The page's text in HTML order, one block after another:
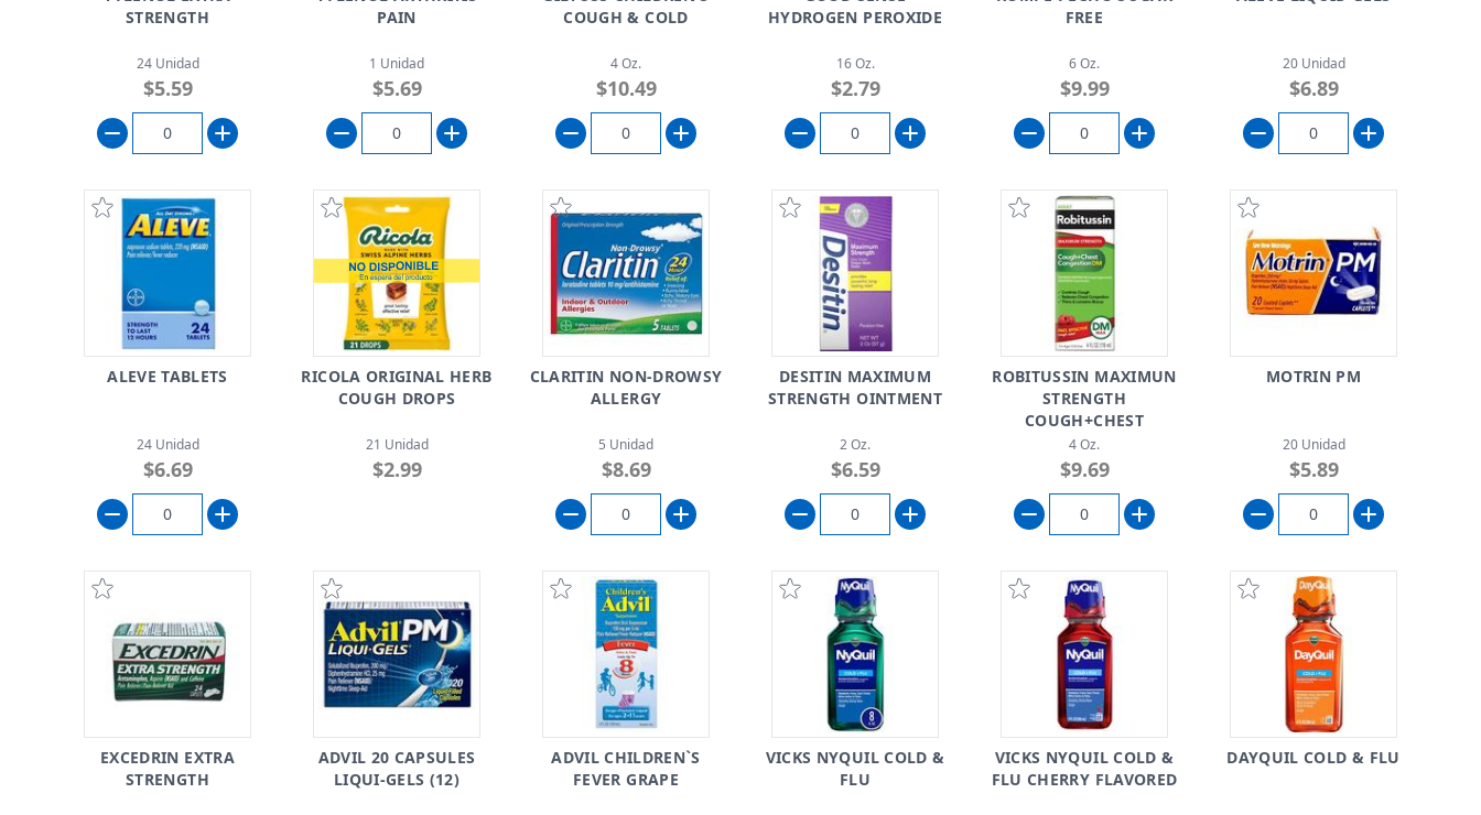
STRENGTH
24 Unidad
$5.59
PAIN
1 Unidad
$5.69
COUGH & COLD
4 Oz.
$10.49
HYDROGEN PEROXIDE
16 Oz.
$2.79
FREE
6 Oz.
$9.99
20 Unidad
$6.89
ALEVE TABLETS
24 Unidad
$6.69
RICOLA ORIGINAL HERB
COUGH DROPS
21 Unidad
$2.99
CLARITIN NON-DROWSY
ALLERGY
5 Unidad
$8.69
DESITIN MAXIMUM
STRENGTH OINTMENT
2 Oz.
$6.59
ROBITUSSIN MAXIMUN
STRENGTH
COUGH+CHEST
CONGESTION
4 Oz.
$9.69
MOTRIN PM
20 Unidad
$5.89
EXCEDRIN EXTRA
STRENGTH
ADVIL 20 CAPSULES
LIQUI-GELS (12)
ADVIL CHILDREN`S
FEVER GRAPE
VICKS NYQUIL COLD &
FLU
VICKS NYQUIL COLD &
FLU CHERRY FLAVORED
DAYQUIL COLD & FLU